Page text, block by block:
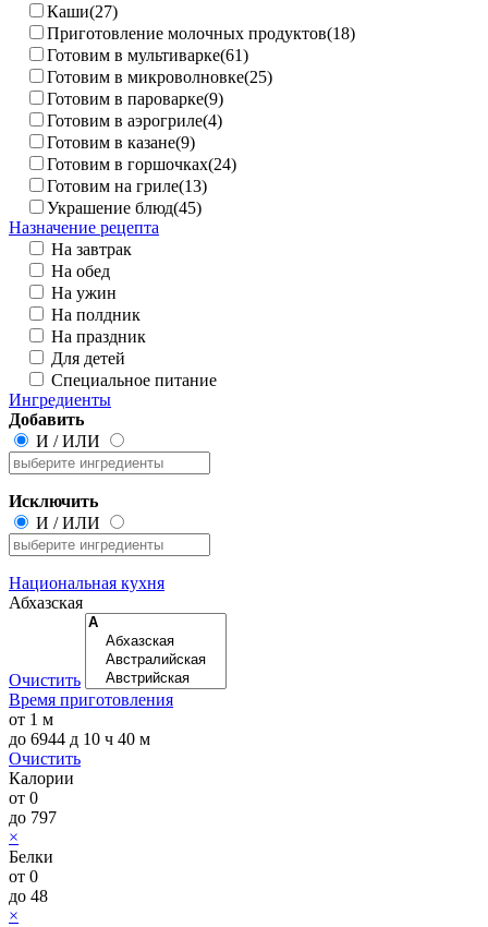
Каши(27)
Приготовление молочных продуктов(18)
Готовим в мультиварке(61)
Готовим в микроволновке(25)
Готовим в пароварке(9)
Готовим в аэрогриле(4)
Готовим в казане(9)
Готовим в горшочках(24)
Готовим на гриле(13)
Украшение блюд(45)
Назначение рецепта
На завтрак
На обед
На ужин
На полдник
На праздник
Для детей
Специальное питание
Ингредиенты
Добавить
И /ИЛИ
Исключить
И /ИЛИ
Национальная кухня
Абхазская
Очистить
Время приготовления
от 1 м
до 6944 д 10 ч 40 м
Очистить
Калории
от 0
до 797
×
Белки
от 0
до 48
×